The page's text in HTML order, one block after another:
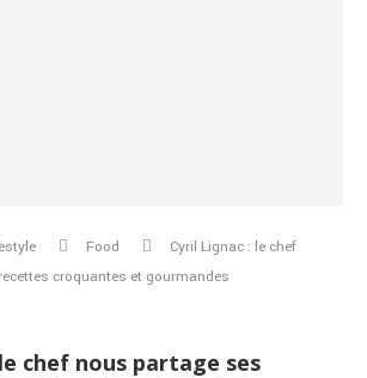
Food
Cyril Lignac : le chef
croquantes et gourmandes
chef nous partage ses